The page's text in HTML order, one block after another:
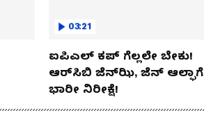
03:21
ಐಪಿಎಲ್ ಕಪ್‌ ಗೆಲ್ಲಲೇ ಬೇಕು!
ಆರ್‌ಸಿಬಿ ಜೆನ್‌ಝಿ, ಜೆನ್‌ ಆಲ್ಫಾಗೆ
ಭಾರೀ ನಿರೀಕ್ಷೆ!